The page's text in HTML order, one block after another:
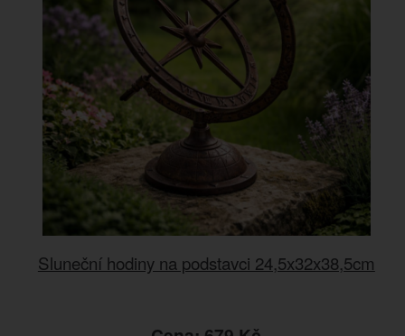
Sluneční hodiny na podstavci 24,5x32x38,5cm